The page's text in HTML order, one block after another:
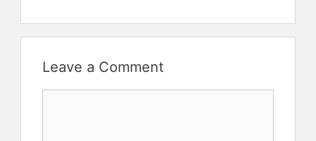
Leave a Comment